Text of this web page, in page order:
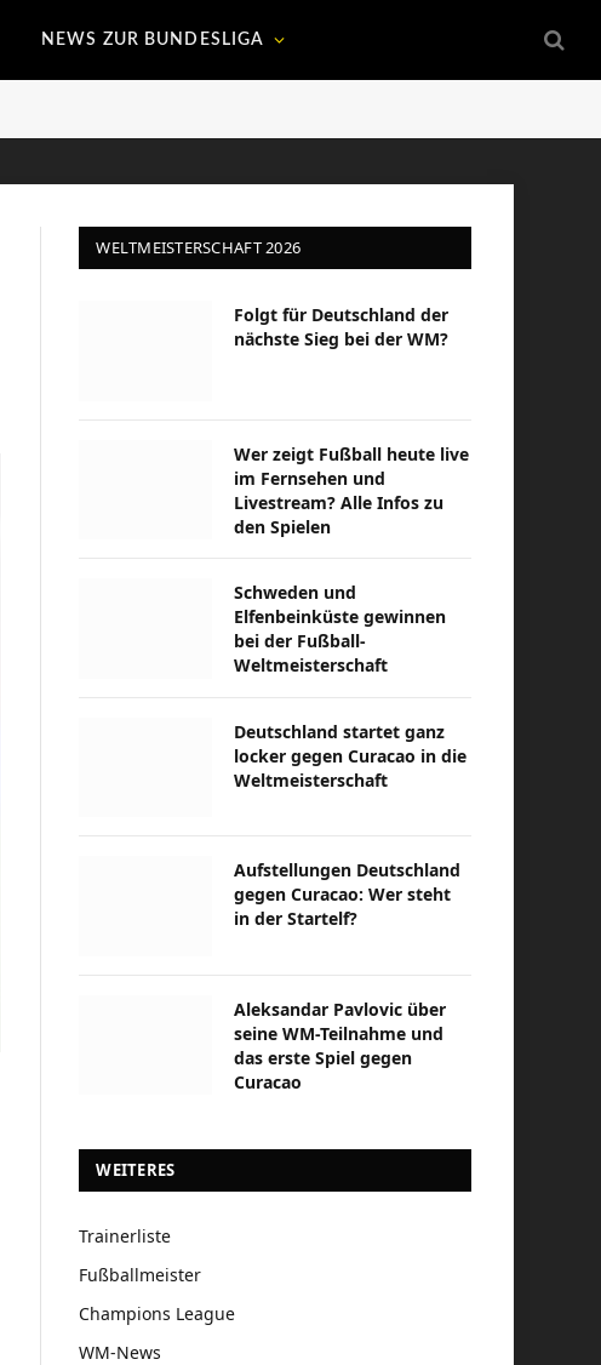
NEWS ZUR BUNDESLIGA
WELTMEISTERSCHAFT 2026
Folgt für Deutschland der
nächste Sieg bei der WM?
Wer zeigt Fußball heute live
im Fernsehen und
Livestream? Alle Infos zu
den Spielen
Schweden und
Elfenbeinküste gewinnen
bei der Fußball-
Weltmeisterschaft
Deutschland startet ganz
locker gegen Curacao in die
Weltmeisterschaft
Aufstellungen Deutschland
gegen Curacao: Wer steht
in der Startelf?
Aleksandar Pavlovic über
seine WM-Teilnahme und
das erste Spiel gegen
Curacao
WEITERES
Trainerliste
Fußballmeister
Champions League
WM-News